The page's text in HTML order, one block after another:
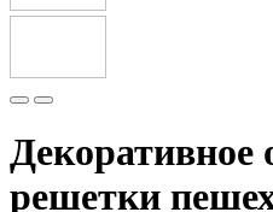
Декоративное
решетки